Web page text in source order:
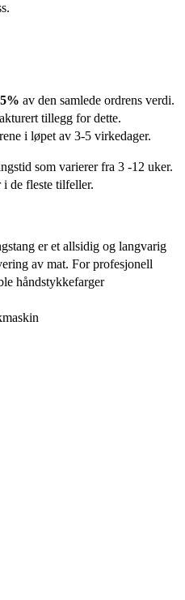
av den samlede ordrens verdi.
tillegg for dette.
i løpet av 3-5 virkedager.
som varierer fra 3 -12 uker.
de fleste tilfeller.
er et allsidig og langvarig
av mat. For profesjonell
håndstykkefarger